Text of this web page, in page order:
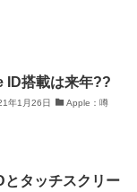
ID搭載は来年??
年1月26日 Apple：噂
タッチスクリー